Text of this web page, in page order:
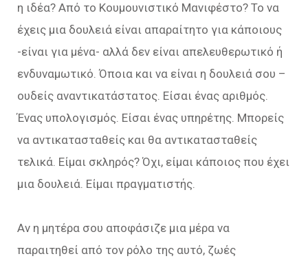
η ιδέα? Από το Κουμουνιστικό Μανιφέστο? Το να
έχεις μια δουλειά είναι απαραίτητο για κάποιους
-είναι για μένα- αλλά δεν είναι απελευθερωτικό ή
ενδυναμωτικό. Όποια και να είναι η δουλειά σου –
ουδείς αναντικατάστατος. Είσαι ένας αριθμός.
Ένας υπολογισμός. Είσαι ένας υπηρέτης. Μπορείς
να αντικατασταθείς και θα αντικατασταθείς
τελικά. Είμαι σκληρός? Όχι, είμαι κάποιος που έχει
μια δουλειά. Είμαι πραγματιστής.
Αν η μητέρα σου αποφάσιζε μια μέρα να
παραιτηθεί από τον ρόλο της αυτό, ζωές